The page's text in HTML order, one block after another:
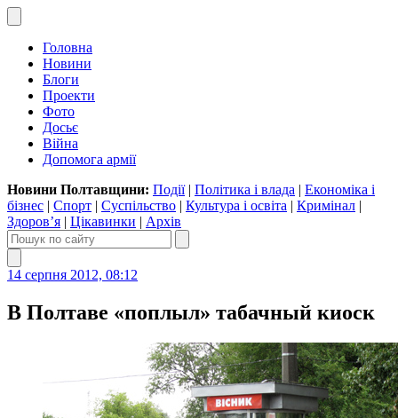
Головна
Новини
Блоги
Проекти
Фото
Досьє
Війна
Допомога армії
Новини Полтавщини: Події| Політика і влада | Економіка і
бізнес | Спорт | Суспільство | Культура і освіта | Кримінал |
Здоров’я | Цікавинки | Архів
14 серпня 2012, 08:12
В Полтаве «поплыл» табачный киоск